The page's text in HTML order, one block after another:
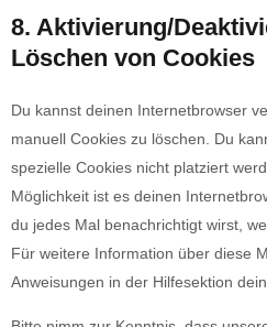
8. Aktivierung/
Löschen von Cookies
Du kannst deinen Internetbrowser
manuell Cookies zu löschen. Du
spezielle Cookies nicht platziert
Möglichkeit ist es deinen
du jedes Mal benachrichtigt wirst,
Für weitere Information über diese
Anweisungen in der Hilfesektion